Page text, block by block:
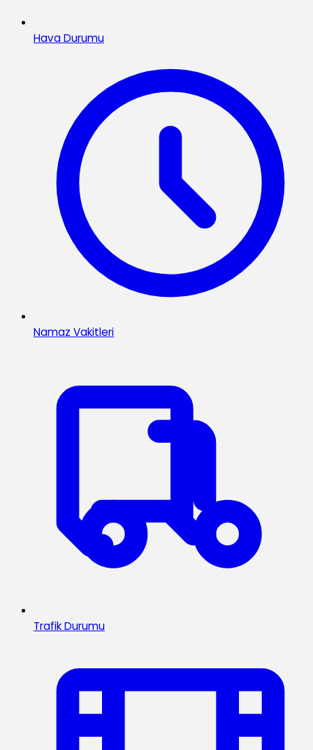
Hava Durumu
Namaz Vakitleri
Trafik Durumu